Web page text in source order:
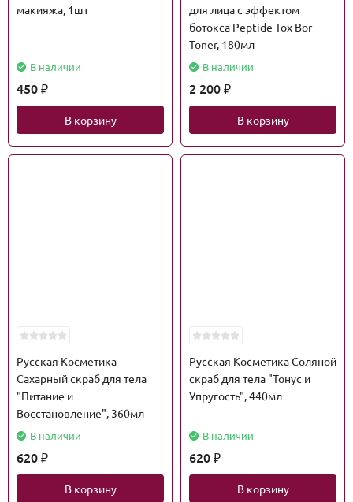
макияжа, 1шт
В наличии
450 ₽
В корзину
для лица с эффектом
ботокса Peptide-Tox Bor
Toner, 180мл
В наличии
2 200 ₽
В корзину
Русская Косметика
Сахарный скраб для тела
"Питание и
Восстановление", 360мл
В наличии
620 ₽
В корзину
Русская Косметика Соляной
скраб для тела "Тонус и
Упругость", 440мл
В наличии
620 ₽
В корзину